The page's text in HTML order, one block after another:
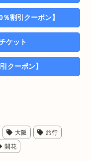
割引クーポン】
ケット
クーポン】
大阪
旅行
開花